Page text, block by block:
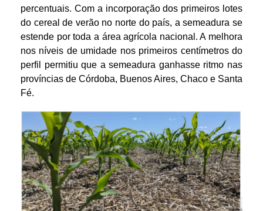
percentuais. Com a incorporação dos primeiros lotes
do cereal de verão no norte do país, a semeadura se
estende por toda a área agrícola nacional. A melhora
nos níveis de umidade nos primeiros centímetros do
perfil permitiu que a semeadura ganhasse ritmo nas
províncias de Córdoba, Buenos Aires, Chaco e Santa
Fé.